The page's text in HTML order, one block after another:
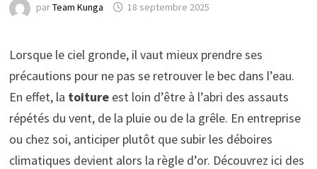
parTeam Kunga 18 septembre 2025
Lorsque le ciel gronde, il vaut mieux prendre ses
précautions pour ne pas se retrouver le bec dans l’eau.
En effet, la toitureest loin d’être à l’abri des assauts
répétés du vent, de la pluie ou de la grêle. En entreprise
ou chez soi, anticiper plutôt que subir les déboires
climatiques devient alors la règle d’or. Découvrez ici des